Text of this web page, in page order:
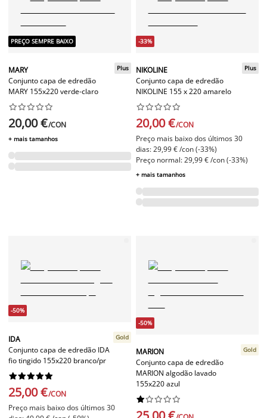
PREÇO SEMPRE BAIXO
MARY
Conjunto capa de edredão
MARY 155x220 verde-claro
Plus






20,00 €/CON
+ mais tamanhos
-33%
NIKOLINE
Conjunto capa de edredão
NIKOLINE 155 x 220 amarelo
Plus






20,00 €/CON
Preço mais baixo dos últimos 30
dias: 29,99 € /con (-33%)
Preço normal: 29,99 € /con (-33%)
+ mais tamanhos
-50%
IDA
Conjunto capa de edredão IDA
fio tingido 155x220 branco/pr
Gold






25,00 €/CON
Preço mais baixo dos últimos 30
-50%
MARION
Conjunto capa de edredão
MARION algodão lavado
155x220 azul
Gold





